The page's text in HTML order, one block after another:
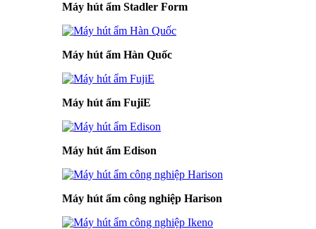
Máy hút ẩm Stadler Form
Máy hút ẩm Hàn Quốc
Máy hút ẩm FujiE
Máy hút ẩm Edison
Máy hút ẩm công nghiệp Harison